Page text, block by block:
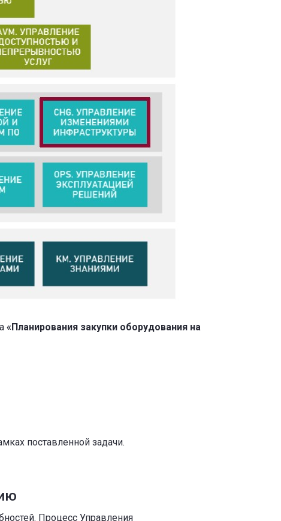
«Планирования закупки оборудования на
поставленной задачи.
Процесс Управления